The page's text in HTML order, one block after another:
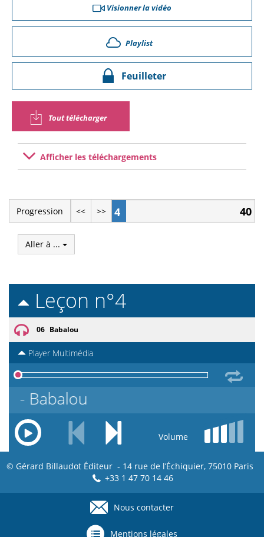
Visionner la vidéo
Playlist
Feuilleter
Tout télécharger
Afficher les téléchargements
Progression << >> 4 40
Aller à ...
Leçon n°4
06 Babalou
Player Multimédia
- Babalou
Volume
© Gérard Billaudot Éditeur - 14 rue de l’Échiquier, 75010 Paris
+33 1 47 70 14 46
Nous contacter
Mentions légales